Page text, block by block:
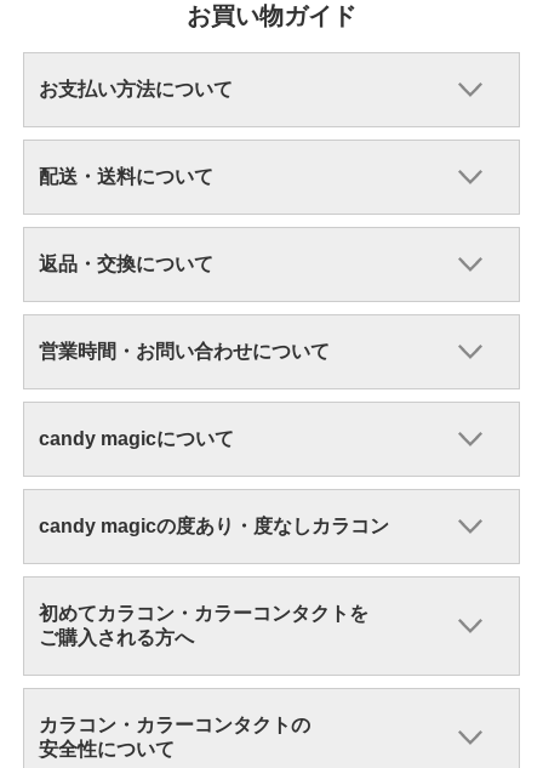
お買い物ガイド
お支払い方法について
配送・送料について
返品・交換について
営業時間・お問い合わせについて
candy magicについて
candy magicの度あり・度なしカラコン
初めてカラコン・カラーコンタクトを
ご購入される方へ
カラコン・カラーコンタクトの
安全性について